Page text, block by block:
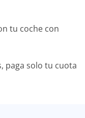
tu coche con
paga solo tu cuota